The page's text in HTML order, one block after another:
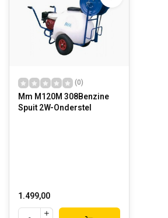
(0)
Mm M120M 308Benzine
Spuit 2W-Onderstel
1.499,00